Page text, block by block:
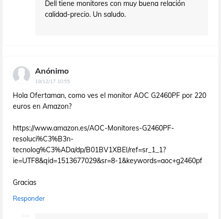
Dell tiene monitores con muy buena relación
calidad-precio. Un saludo.
Anónimo
19/12/17 10:55
Hola Ofertaman, como ves el monitor AOC G2460PF por 220
euros en Amazon?
https://www.amazon.es/AOC-Monitores-G2460PF-
resoluci%C3%B3n-
tecnolog%C3%ADa/dp/B01BV1XBEI/ref=sr_1_1?
ie=UTF8&qid=1513677029&sr=8-1&keywords=aoc+g2460pf
Gracias
Responder